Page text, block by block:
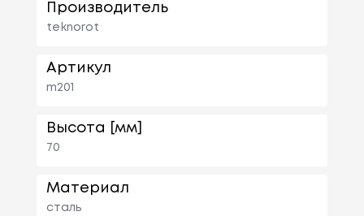
Производитель
teknorot
Артикул
m201
Высота [мм]
70
Материал
сталь